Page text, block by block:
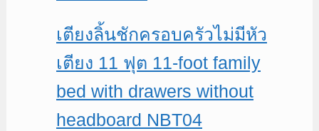
เตียงลิ้นชักครอบครัวไม่มีหัว
เตียง 11 ฟุต 11-foot family
bed with drawers without
headboard NBT04